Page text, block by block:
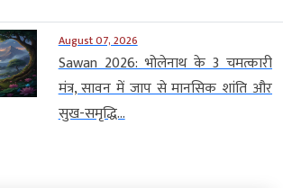
August 07, 2026
Sawan 2026: भोलेनाथ के 3 चमत्कारी
मंत्र, सावन में जाप से मानसिक शांति और
सुख-समृद्धि...